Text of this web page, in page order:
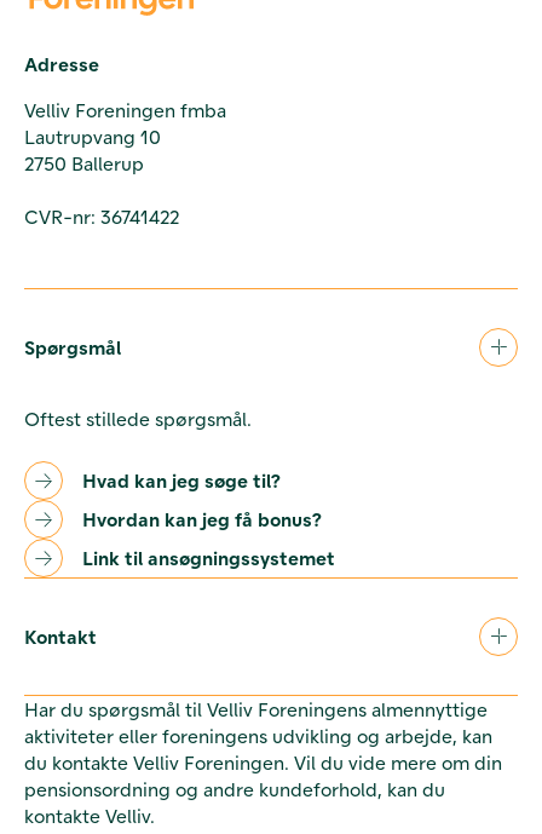
Adresse
Velliv Foreningen fmba
Lautrupvang 10
2750 Ballerup
CVR-nr: 36741422
Spørgsmål
Oftest stillede spørgsmål.
Hvad kan jeg søge til?
Hvordan kan jeg få bonus?
Link til ansøgningssystemet
Kontakt
Har du spørgsmål til Velliv Foreningens almennyttige
aktiviteter eller foreningens udvikling og arbejde, kan
du kontakte Velliv Foreningen. Vil du vide mere om din
pensionsordning og andre kundeforhold, kan du
kontakte Velliv.